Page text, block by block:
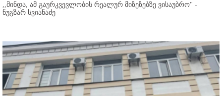
,,მინდა, ამ გაურკვევლობის რეალურ მიზეზებზე ვისაუბრო'' -
ნუგზარ სვიანაძე